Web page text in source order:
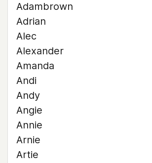
Adambrown
Adrian
Alec
Alexander
Amanda
Andi
Andy
Angie
Annie
Arnie
Artie